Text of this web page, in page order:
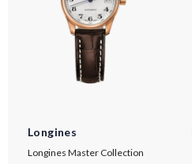
Longines
Longines Master Collection